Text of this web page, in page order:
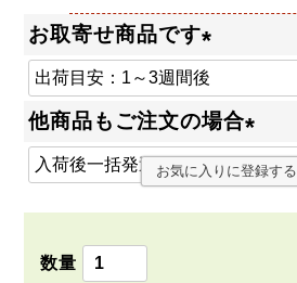
お取寄せ商品です
(
必
)
他商品もご注文の場合
(
お気に入りに登録する